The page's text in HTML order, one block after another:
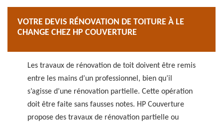
VOTRE DEVIS RÉNOVATION DE TOITURE À LE
CHANGE CHEZ HP COUVERTURE
Les travaux de rénovation de toit doivent être remis
entre les mains d’un professionnel, bien qu’il
s’agisse d’une rénovation partielle. Cette opération
doit être faite sans fausses notes. HP Couverture
propose des travaux de rénovation partielle ou